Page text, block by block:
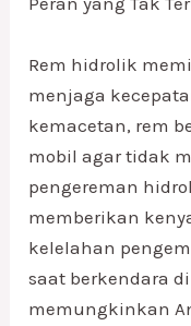
Rem hidrolik
menjaga
kemacetan, rem
mobil agar tidak
pengereman
memberikan
kelelahan
saat berkendara
memungkinkan